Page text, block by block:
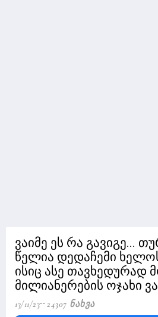
ვაიმე ეს რა გავიგე...
წელია დედაჩემი
ისიც ასე თავხედურად
მილიანერების ოჯახი
13/11/23 24307 Ნახვა